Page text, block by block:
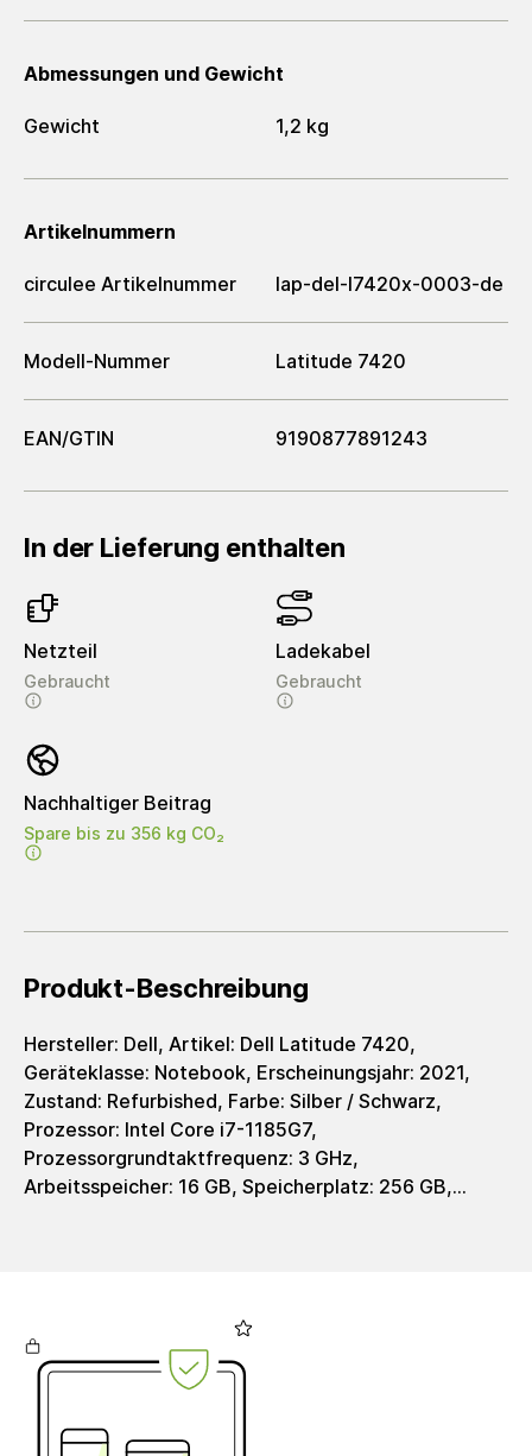
Abmessungen und Gewicht
Gewicht 1,2 kg
Artikelnummern
circulee Artikelnummer lap-del-l7420x-0003-de
Modell-Nummer Latitude 7420
EAN/GTIN 9190877891243
In der Lieferung enthalten
Netzteil
Gebraucht
Ladekabel
Gebraucht
Nachhaltiger Beitrag
Spare bis zu 356 kg CO₂
Produkt-Beschreibung
Hersteller: Dell, Artikel: Dell Latitude 7420,
Geräteklasse: Notebook, Erscheinungsjahr: 2021,
Zustand: Refurbished, Farbe: Silber / Schwarz,
Prozessor: Intel Core i7-1185G7,
Prozessorgrundtaktfrequenz: 3 GHz,
Arbeitsspeicher: 16 GB, Speicherplatz: 256 GB,
Netzteil: 65 - 90 Watt, Integr. Webcamera: Ja,
Tastaturlayout: Deutsch (QWERTZ), WiFi: Ja,
Bluetooth: Ja, Schnittstellen: 1x HDMI 2.0, 1x USB 3.2
DisplayPort Alternate-Modus/USB4/Power Delivery,